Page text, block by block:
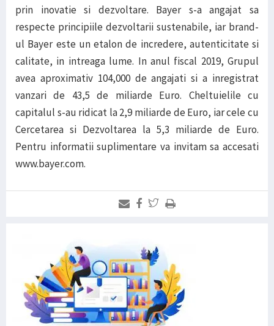
prin inovatie si dezvoltare. Bayer s-a angajat sa
respecte principiile dezvoltarii sustenabile, iar brand-
ul Bayer este un etalon de incredere, autenticitate si
calitate, in intreaga lume. In anul fiscal 2019, Grupul
avea aproximativ 104,000 de angajati si a inregistrat
vanzari de 43,5 de miliarde Euro. Cheltuielile cu
capitalul s-au ridicat la 2,9 miliarde de Euro, iar cele cu
Cercetarea si Dezvoltarea la 5,3 miliarde de Euro.
Pentru informatii suplimentare va invitam sa accesati
www.bayer.com.